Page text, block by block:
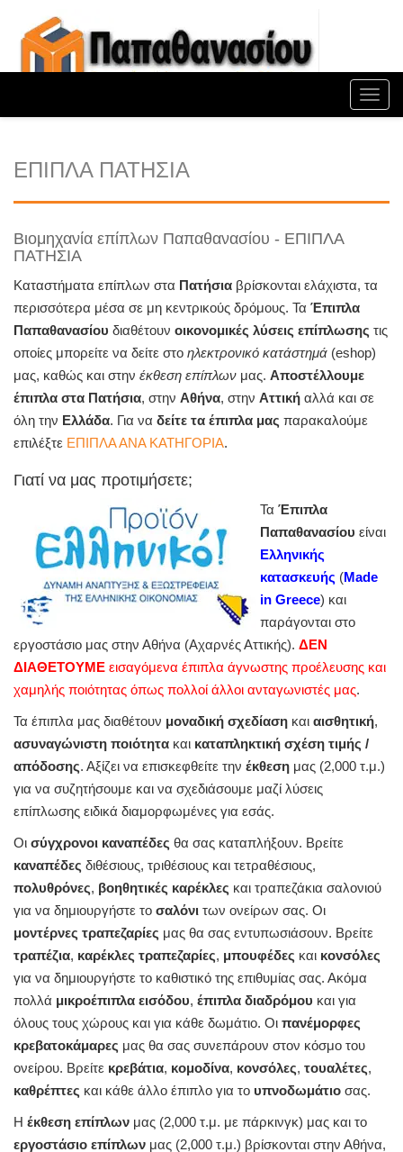
ΕΠΙΠΛΑ ΠΑΤΗΣΙΑ
Βιομηχανία επίπλων Παπαθανασίου - ΕΠΙΠΛΑ
ΠΑΤΗΣΙΑ
Καταστήματα επίπλων στα Πατήσια βρίσκονται ελάχιστα, τα
περισσότερα μέσα σε μη κεντρικούς δρόμους. Τα Έπιπλα
Παπαθανασίου διαθέτουν οικονομικές λύσεις επίπλωσης τις
οποίες μπορείτε να δείτε στο ηλεκτρονικό κατάστημά (eshop)
μας, καθώς και στην έκθεση επίπλων μας. Αποστέλλουμε
έπιπλα στα Πατήσια, στην Αθήνα, στην Αττική αλλά και σε
όλη την Ελλάδα. Για να δείτε τα έπιπλα μας παρακαλούμε
επιλέξτε ΕΠΙΠΛΑ ΑΝΑ ΚΑΤΗΓΟΡΙΑ.
Γιατί να μας προτιμήσετε;
Τα Έπιπλα
Παπαθανασίου είναι
Ελληνικής
κατασκευής (Made
in Greece) και
παράγονται στο
εργοστάσιο μας στην Αθήνα (Αχαρνές Αττικής). ΔΕΝ
ΔΙΑΘΕΤΟΥΜΕ εισαγόμενα έπιπλα άγνωστης προέλευσης και
χαμηλής ποιότητας όπως πολλοί άλλοι ανταγωνιστές μας.
Τα έπιπλα μας διαθέτουν μοναδική σχεδίαση και αισθητική,
ασυναγώνιστη ποιότητα και καταπληκτική σχέση τιμής /
απόδοσης. Αξίζει να επισκεφθείτε την έκθεση μας (2,000 τ.μ.)
για να συζητήσουμε και να σχεδιάσουμε μαζί λύσεις
επίπλωσης ειδικά διαμορφωμένες για εσάς.
Οι σύγχρονοι καναπέδες θα σας καταπλήξουν. Βρείτε
καναπέδες διθέσιους, τριθέσιους και τετραθέσιους,
πολυθρόνες, βοηθητικές καρέκλες και τραπεζάκια σαλονιού
για να δημιουργήστε το σαλόνι των ονείρων σας. Οι
μοντέρνες τραπεζαρίες μας θα σας εντυπωσιάσουν. Βρείτε
τραπέζια, καρέκλες τραπεζαρίες, μπουφέδες και κονσόλες
για να δημιουργήστε το καθιστικό της επιθυμίας σας. Ακόμα
πολλά μικροέπιπλα εισόδου, έπιπλα διαδρόμου και για
όλους τους χώρους και για κάθε δωμάτιο. Οι πανέμορφες
κρεβατοκάμαρες μας θα σας συνεπάρουν στον κόσμο του
ονείρου. Βρείτε κρεβάτια, κομοδίνα, κονσόλες, τουαλέτες,
καθρέπτες και κάθε άλλο έπιπλο για το υπνοδωμάτιο σας.
Η έκθεση επίπλων μας (2,000 τ.μ. με πάρκινγκ) μας και το
εργοστάσιο επίπλων μας (2,000 τ.μ.) βρίσκονται στην Αθήνα,